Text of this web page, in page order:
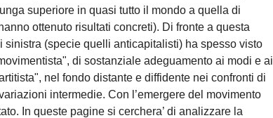
superiore in quasi tutto il mondo a quella di
ottenuto risultati concreti). Di fronte a questa
sinistra (specie quelli anticapitalisti) ha spesso visto
di sostanziale adeguamento ai modi e ai
nel fondo distante e diffidente nei confronti di
intermedie. Con l’emergere del movimento
In queste pagine si cerchera’ di analizzare la